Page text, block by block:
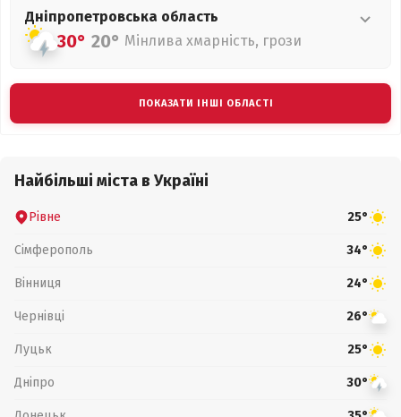
Дніпропетровська область
30° 20° Мінлива хмарність, грози
ПОКАЗАТИ ІНШІ ОБЛАСТІ
Найбільші міста в Україні
Рівне 25°
Сімферополь 34°
Вінниця 24°
Чернівці 26°
Луцьк 25°
Дніпро 30°